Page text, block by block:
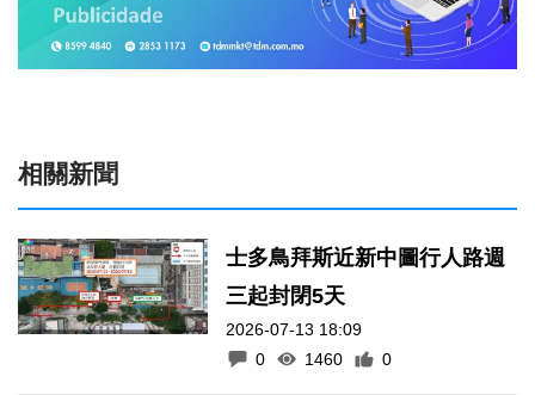
相關新聞
士多鳥拜斯近新中圖行人路週
三起封閉5天
2026-07-13 18:09
0
1460 0